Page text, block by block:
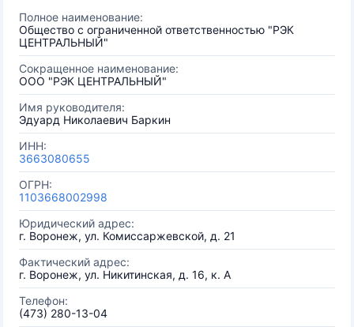
Полное наименование:
Общество с ограниченной ответственностью "РЭК
ЦЕНТРАЛЬНЫЙ"
Сокращенное наименование:
ООО "РЭК ЦЕНТРАЛЬНЫЙ"
Имя руководителя:
Эдуард Николаевич Баркин
ИНН:
3663080655
ОГРН:
1103668002998
Юридический адрес:
г. Воронеж, ул. Комиссаржевской, д. 21
Фактический адрес:
г. Воронеж, ул. Никитинская, д. 16, к. А
Телефон:
(473) 280-13-04